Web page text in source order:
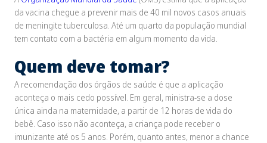
da vacina chegue a prevenir mais de 40 mil novos casos anuais
de meningite tuberculosa. Até um quarto da população mundial
tem contato com a bactéria em algum momento da vida.
Quem deve tomar?
A recomendação dos órgãos de saúde é que a aplicação
aconteça o mais cedo possível. Em geral, ministra-se a dose
única ainda na maternidade, a partir de 12 horas de vida do
bebê. Caso isso não aconteça, a criança pode receber o
imunizante até os 5 anos. Porém, quanto antes, menor a chance